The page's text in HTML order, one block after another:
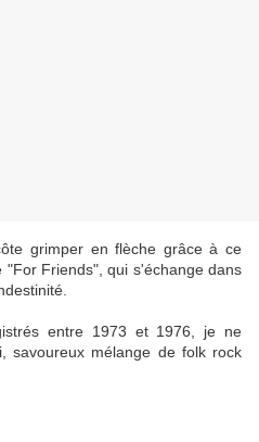
grimper en flèche grâce à ce
Friends", qui s'échange dans
entre 1973 et 1976, je ne
savoureux mélange de folk rock